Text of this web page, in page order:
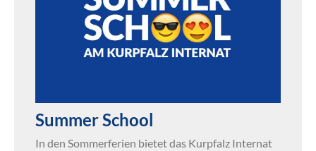
Summer School
In den Sommerferien bietet das Kurpfalz Internat